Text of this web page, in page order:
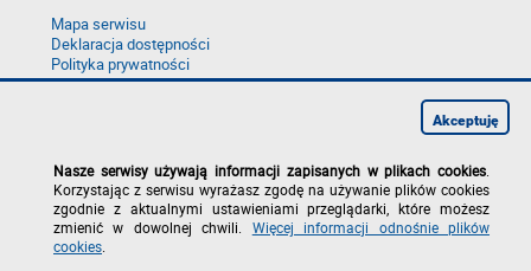
Mapa serwisu
Deklaracja dostępności
Polityka prywatności
Zgłoś błąd na stronie
Nasze serwisy używają informacji zapisanych w plikach cookies
Korzystając z serwisu wyrażasz zgodę na używanie plików cookies
zgodnie z aktualnymi ustawieniami przeglądarki, które możesz
zmienić w dowolnej chwili. Więcej informacji odnośnie plików
cookies
Akceptuję